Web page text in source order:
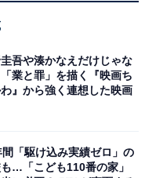
ピソードとリンクも
』もそうでしたし、
とした会話から「な
設定なんだな」とち
吾や湊かなえだけじゃな
業と罪」を描く『映画ち
』から強く連想した映画
「駆け込み実績ゼロ」の
…「こども110番の家」